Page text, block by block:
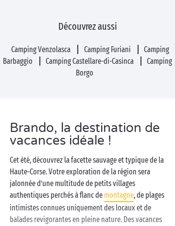
Découvrez aussi
Camping Venzolasca Camping Furiani
Camping
Barbaggio
Camping Castellare-di-Casinca
Camping
Borgo
Brando, la destination de
vacances idéale !
Cet été, découvrez la facette sauvage et typique de la
Haute-Corse. Votre exploration de la région sera
jalonnée d’une multitude de petits villages
authentiques perchés à flanc de montagne, de plages
intimistes connues uniquement des locaux et de
balades revigorantes en pleine nature. Des vacances